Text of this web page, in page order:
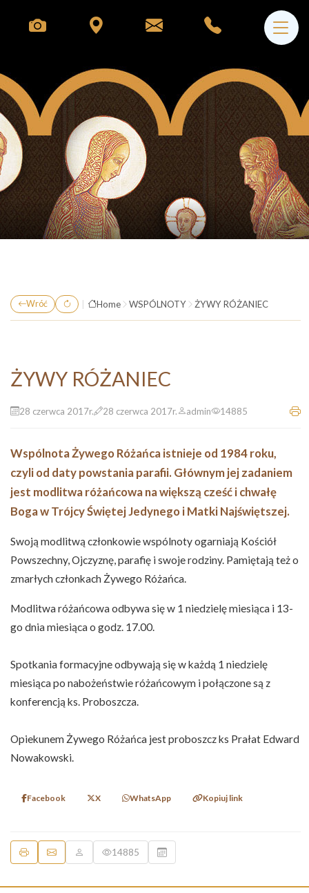
Wróć | Home WSPÓLNOTY ŻYWY RÓŻANIEC
ŻYWY RÓŻANIEC
28 czerwca 2017r. 28 czerwca 2017r. admin 14885
Wspólnota Żywego Różańca istnieje od 1984 roku,
czyli od daty powstania parafii. Głównym jej zadaniem
jest modlitwa różańcowa na większą cześć i chwałę
Boga w Trójcy Świętej Jedynego i Matki Najświętszej.
Swoją modlitwą członkowie wspólnoty ogarniają Kościół
Powszechny, Ojczyznę, parafię i swoje rodziny. Pamiętają też o
zmarłych członkach Żywego Różańca.
Modlitwa różańcowa odbywa się w 1 niedzielę miesiąca i 13-
go dnia miesiąca o godz. 17.00.
Spotkania formacyjne odbywają się w każdą 1 niedzielę
miesiąca po nabożeństwie różańcowym i połączone są z
konferencją ks. Proboszcza.
Opiekunem Żywego Różańca jest proboszcz ks Prałat Edward
Nowakowski.
Facebook X WhatsApp Kopiuj link
14885